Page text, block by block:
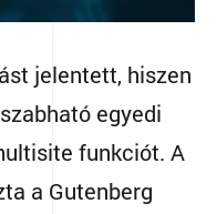
jelentett, hiszen
egyedi
funkciót. A
a Gutenberg